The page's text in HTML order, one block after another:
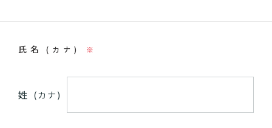
氏名(カナ) ※
姓 (カナ)